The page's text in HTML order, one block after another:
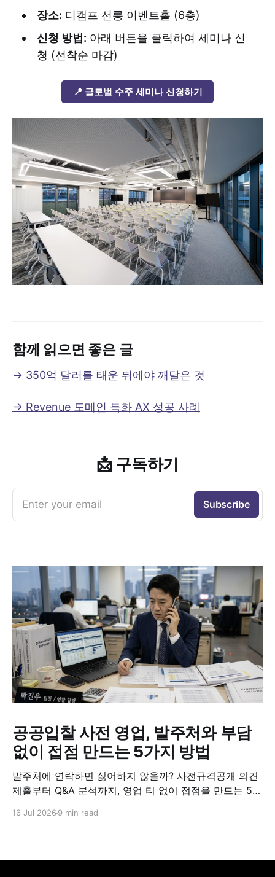
장소: 디캠프 선릉 이벤트홀 (6층)
신청 방법: 아래 버튼을 클릭하여 세미나 신
청 (선착순 마감)
📍 글로벌 수주 세미나 신청하기
함께 읽으면 좋은 글
→ 350억 달러를 태운 뒤에야 깨달은 것
→ Revenue 도메인 특화 AX 성공 사례
📩 구독하기
Enter your email Subscribe
공공입찰 사전 영업, 발주처와 부담
없이 접점 만드는 5가지 방법
발주처에 연락하면 싫어하지 않을까? 사전규격공개 의견
제출부터 Q&A 분석까지, 영업 티 없이 접점을 만드는 5가
16 Jul 2026 9 min read